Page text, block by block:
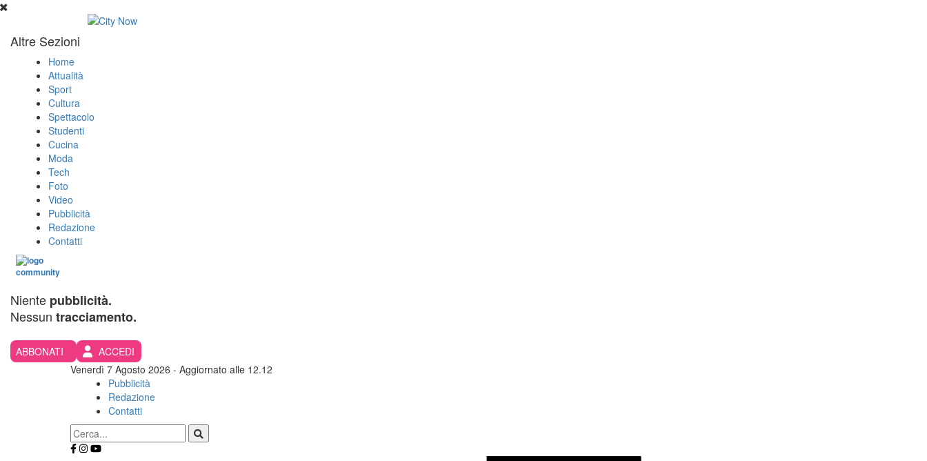
Altre Sezioni
Home
Attualità
Sport
Cultura
Spettacolo
Studenti
Cucina
Moda
Tech
Foto
Video
Pubblicità
Redazione
Contatti
Niente pubblicità.
Nessun tracciamento.
ABBONATI
ACCEDI
Venerdì 7 Agosto 2026 - Aggiornato alle 12.12
Pubblicità
Redazione
Contatti